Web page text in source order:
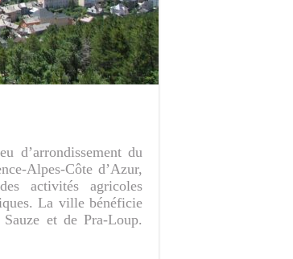
d’arrondissement du
Alpes-Côte d’Azur,
activités agricoles
La ville bénéficie
et de Pra-Loup.